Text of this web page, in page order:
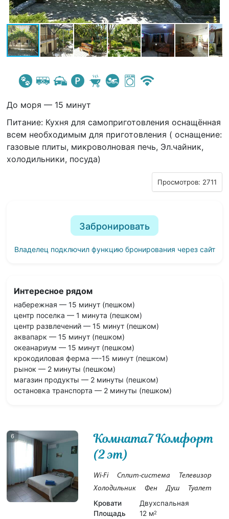
До моря — 15 минут
Питание: Кухня для самоприготовления оснащённая
всем необходимым для приготовления ( оснащение:
газовые плиты, микроволновая печь, Эл.чайник,
холодильники, посуда)
Просмотров: 2711
Забронировать
Владелец подключил функцию бронирования через сайт
Интересное рядом
набережная — 15 минут (пешком)
центр поселка — 1 минута (пешком)
центр развлечений — 15 минут (пешком)
аквапарк — 15 минут (пешком)
океанариум — 15 минут (пешком)
крокодиловая ферма —-15 минут (пешком)
рынок — 2 минуты (пешком)
магазин продукты — 2 минуты (пешком)
остановка транспорта — 2 минуты (пешком)
6
Комната7 Комфорт
(2 эт)
Wi-Fi Сплит-система
Телевизор
Холодильник
Фен Душ Туалет
Кровати
Двухспальная
Площадь
12 м2